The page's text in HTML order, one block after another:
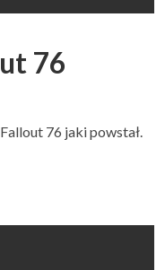
76
76 jaki powstał.